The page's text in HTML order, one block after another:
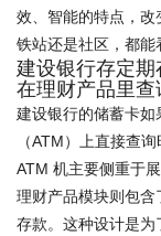
效、智能的特点，
铁站还是社区，都能
建设银行存定
在理财产品里查
建设银行的储蓄卡
（ATM）上直接查
ATM 机主要侧重于
理财产品模块则包
存款。这种设计是